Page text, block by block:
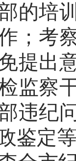
的培
；考
提出
监察
违纪
鉴定